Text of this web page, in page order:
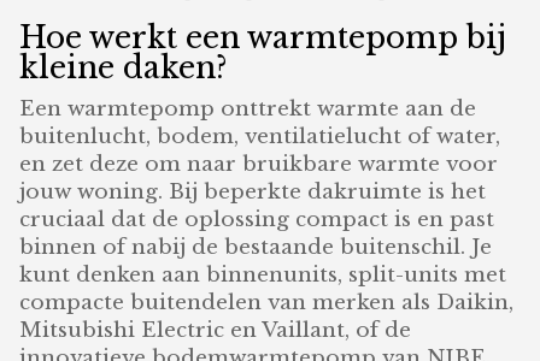
Hoe werkt een warmtepomp bij
kleine daken?
Een warmtepomp onttrekt warmte aan de
buitenlucht, bodem, ventilatielucht of water,
en zet deze om naar bruikbare warmte voor
jouw woning. Bij beperkte dakruimte is het
cruciaal dat de oplossing compact is en past
binnen of nabij de bestaande buitenschil. Je
kunt denken aan binnenunits, split-units met
compacte buitendelen van merken als Daikin,
Mitsubishi Electric en Vaillant, of de